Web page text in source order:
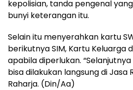
kepolisian, tanda pengenal
bunyi keterangan itu.
Selain itu menyerahkan kartu
berikutnya SIM, Kartu Keluarga
apabila diperlukan.
bisa dilakukan langsung di Jasa
Raharja. (Din/Aa)